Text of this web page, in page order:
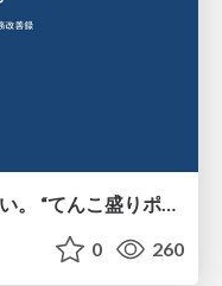
0 260